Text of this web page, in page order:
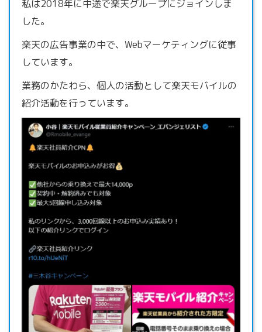
私は2018年に中途で楽天グループにジョインしま
した。
楽天の広告事業の中で、Webマーケティングに従事
しています。
業務のかたわら、個人の活動として楽天モバイルの
紹介活動を行っています。